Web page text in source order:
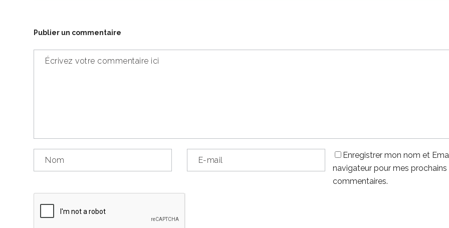
Publier un commentaire
Enregistrer mon nom et
navigateur pour mes prochains
commentaires.